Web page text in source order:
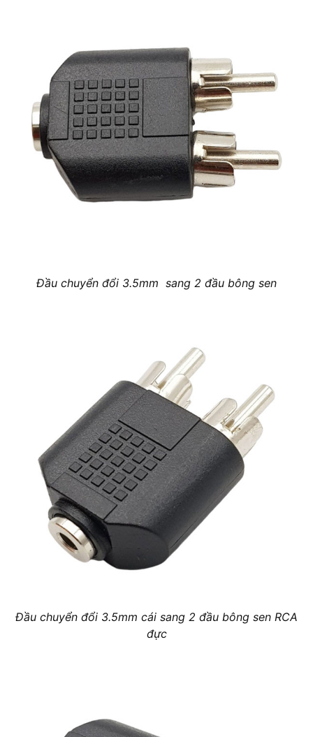
Đầu chuyển đổi 3.5mm sang 2 đầu bông sen
Đầu chuyển đổi 3.5mm cái sang 2 đầu bông sen RCA
đực